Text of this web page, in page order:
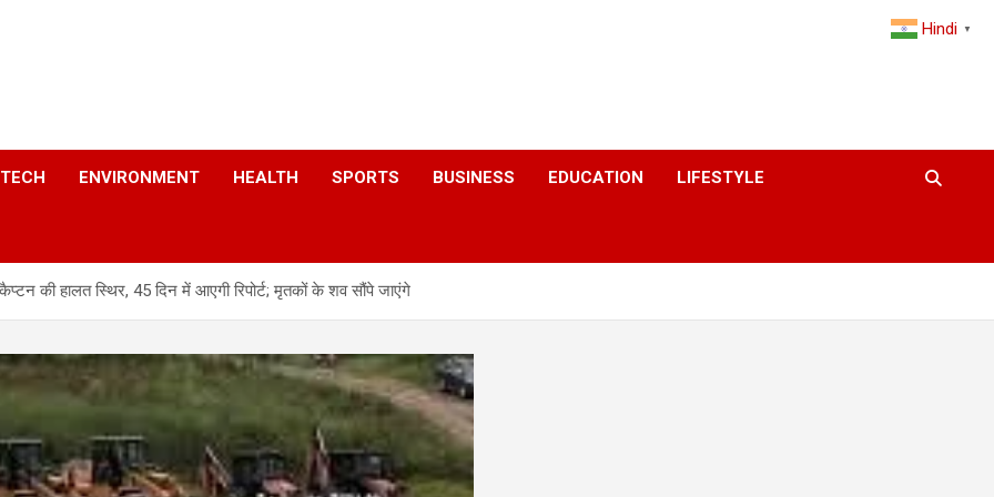
TECH ENVIRONMENT HEALTH SPORTS BUSINESS EDUCATION LIFESTYLE
की हालत स्थिर, 45 दिन में आएगी रिपोर्ट; मृतकों के शव सौंपे जाएंगे
Hindi ▼